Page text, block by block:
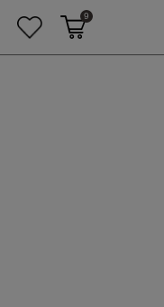
メルマガ登録お気に入りカートに入れる
9